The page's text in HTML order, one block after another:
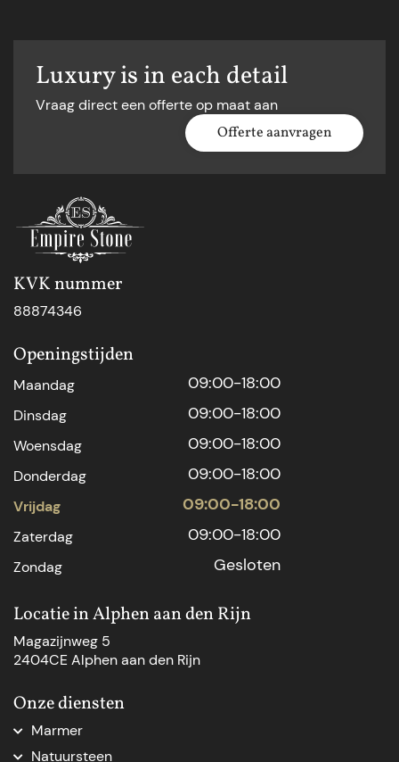
Luxury is in each detail
Vraag direct een offerte op maat aan
Offerte aanvragen
KVK nummer
88874346
Openingstijden
Maandag 09:00-18:00
Dinsdag 09:00-18:00
Woensdag 09:00-18:00
Donderdag 09:00-18:00
Vrijdag 09:00-18:00
Zaterdag 09:00-18:00
Zondag Gesloten
Locatie in Alphen aan den Rijn
Magazijnweg 5
2404CE Alphen aan den Rijn
Onze diensten
Marmer
Marmer aanrechtblad
Natuursteen